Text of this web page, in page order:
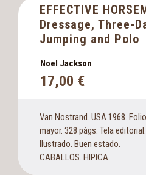
EFFECTIVE
Dressage, Three-
Jumping and Polo
Noel Jackson
17,00 €
Van Nostrand. USA 1968. Folio
mayor. 328 págs. Tela editorial.
Ilustrado. Buen estado.
CABALLOS. HIPICA.